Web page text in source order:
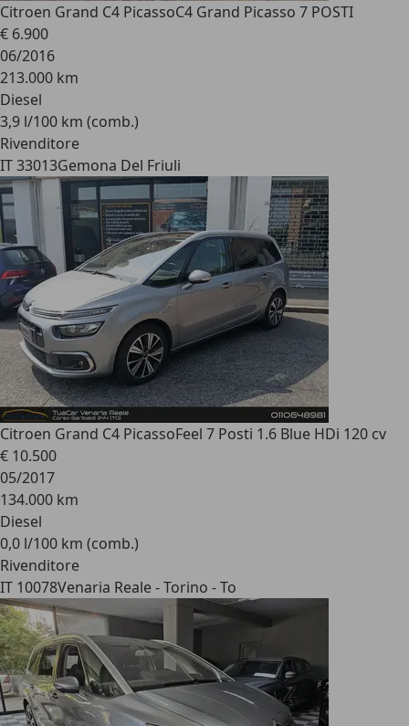
Citroen Grand C4 PicassoC4 Grand Picasso 7 POSTI
€ 6.900
06/2016
213.000 km
Diesel
3,9 l/100 km (comb.)
Rivenditore
IT 33013Gemona Del Friuli
Citroen Grand C4 PicassoFeel 7 Posti 1.6 Blue HDi 120 cv
€ 10.500
05/2017
134.000 km
Diesel
0,0 l/100 km (comb.)
Rivenditore
IT 10078Venaria Reale - Torino - To